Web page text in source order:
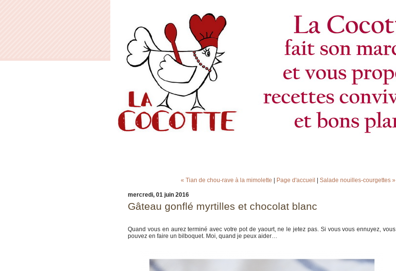
« Tian de chou-rave à la mimolette Page d'accueil Salade nouilles-courgettes »
mercredi, 01 juin 2016
Gâteau gonflé myrtilles et chocolat blanc
Quand vous en aurez terminé avec votre pot de yaourt, ne le jetez pas. Si vous vous ennuyez, vous
pouvez en faire un bilboquet. Moi, quand je peux aider…